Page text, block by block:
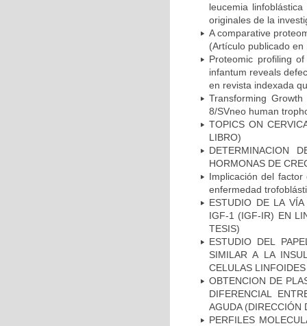
leucemia
originales de la
A comparative
(Artículo publicado
Proteomic profiling
infantum reveals
en revista indexada
Transforming
8/SVneo human
TOPICS ON
LIBRO)
DETERMINACION
HORMONAS DE
Implicación del
enfermedad
ESTUDIO DE LA VÍA
IGF-1 (IGF-IR) EN
TESIS)
ESTUDIO DEL
SIMILAR A LA
CELULAS
OBTENCION DE
DIFERENCIAL
AGUDA (DIRECCIÓN
PERFILES